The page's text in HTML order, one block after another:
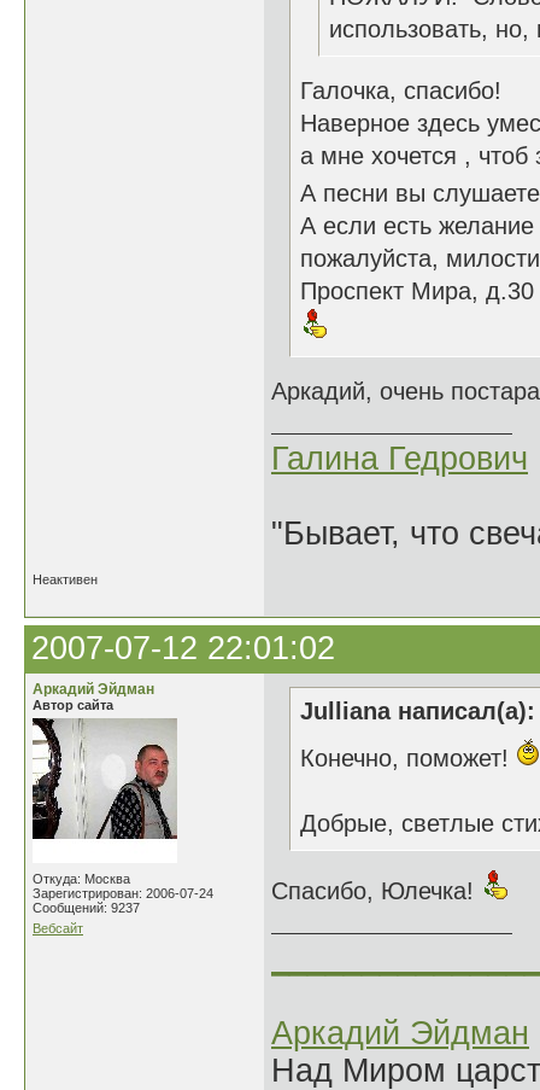
использовать,
Галочка, спасибо!
Наверное здесь
а мне хочется , чтоб
А песни вы
А если есть
пожалуйста,
Проспект Мира, д.30
Аркадий, очень
Галина Гедрович
"Бывает, что
Неактивен
2007-07-12 22:01:02
Аркадий Эйдман
Автор сайта
Откуда: Москва
Зарегистрирован: 2006-07-24
Сообщений: 9237
Вебсайт
Julliana написал(а):
Конечно, поможет!
Добрые, светлые
Спасибо, Юлечка!
Аркадий Эйдман
Над Миром